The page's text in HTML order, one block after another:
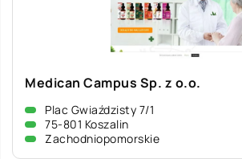
Medican Campus Sp. z o.o.
Plac Gwiaździsty 7/1
75-801 Koszalin
Zachodniopomorskie